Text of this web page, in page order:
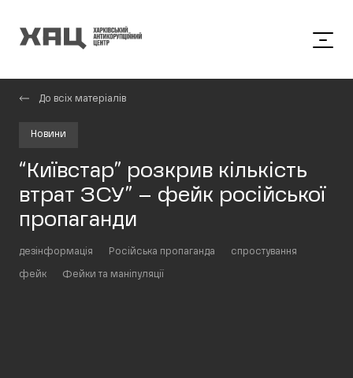
До всіх матеріалів
Новини
“Київстар” розкрив кількість
втрат ЗСУ” – фейк російської
пропаганди
дезінформація Російська пропаганда спростування
фейк Фейки та маніпуляції